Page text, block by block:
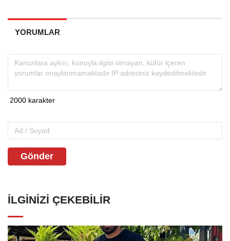
YORUMLAR
Gönder
İLGINIZI ÇEKEBILIR